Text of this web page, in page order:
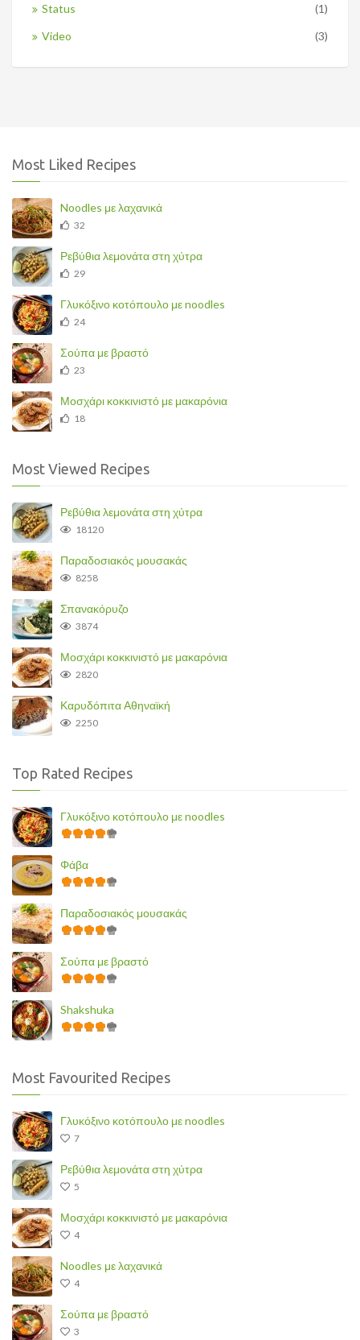
Status
(1)
Video
(3)
Most Liked Recipes
Noodles με λαχανικά
32
Ρεβύθια λεμονάτα στη χύτρα
29
Γλυκόξινο κοτόπουλο με noodles
24
Σούπα με βραστό
23
Μοσχάρι κοκκινιστό με μακαρόνια
18
Most Viewed Recipes
Ρεβύθια λεμονάτα στη χύτρα
18120
Παραδοσιακός μουσακάς
8258
Σπανακόρυζο
3874
Μοσχάρι κοκκινιστό με μακαρόνια
2820
Καρυδόπιτα Αθηναϊκή
2250
Top Rated Recipes
Γλυκόξινο κοτόπουλο με noodles
Φάβα
Παραδοσιακός μουσακάς
Σούπα με βραστό
Shakshuka
Most Favourited Recipes
Γλυκόξινο κοτόπουλο με noodles
7
Ρεβύθια λεμονάτα στη χύτρα
5
Μοσχάρι κοκκινιστό με μακαρόνια
4
Noodles με λαχανικά
4
Σούπα με βραστό
3